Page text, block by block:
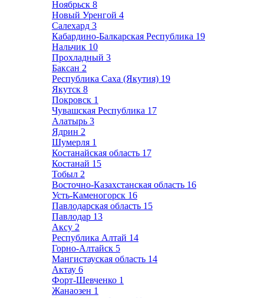
Ноябрьск 8
Новый Уренгой 4
Салехард 3
Кабардино-Балкарская Республика 19
Нальчик 10
Прохладный 3
Баксан 2
Республика Саха (Якутия) 19
Якутск 8
Покровск 1
Чувашская Республика 17
Алатырь 3
Ядрин 2
Шумерля 1
Костанайская область 17
Костанай 15
Тобыл 2
Восточно-Казахстанская область 16
Усть-Каменогорск 16
Павлодарская область 15
Павлодар 13
Аксу 2
Республика Алтай 14
Горно-Алтайск 5
Мангистауская область 14
Актау 6
Форт-Шевченко 1
Жанаозен 1